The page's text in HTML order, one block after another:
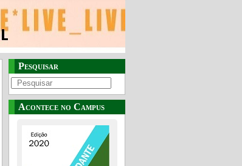
Pesquisar
Acontece no Campus